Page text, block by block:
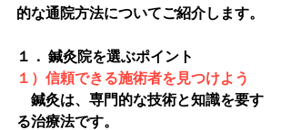
的な通院方法についてご紹介します。
１． 鍼灸院を選ぶポイント
１）信頼できる施術者を見つけよう
鍼灸は、専門的な技術と知識を要す
る治療法です。